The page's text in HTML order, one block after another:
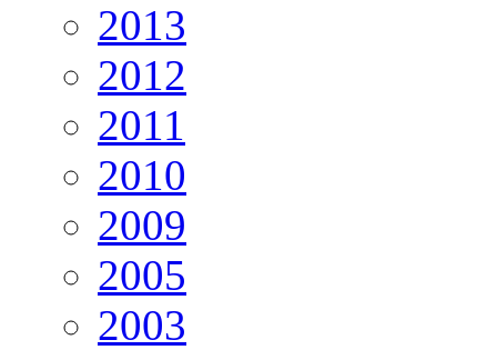
2013
2012
2011
2010
2009
2005
2003